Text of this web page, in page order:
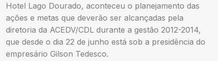
Hotel Lago Dourado, aconteceu o planejamento das
ações e metas que deverão ser alcançadas pela
diretoria da ACEDV/CDL durante a gestão 2012-2014,
que desde o dia 22 de junho está sob a presidência do
empresário Gilson Tedesco.